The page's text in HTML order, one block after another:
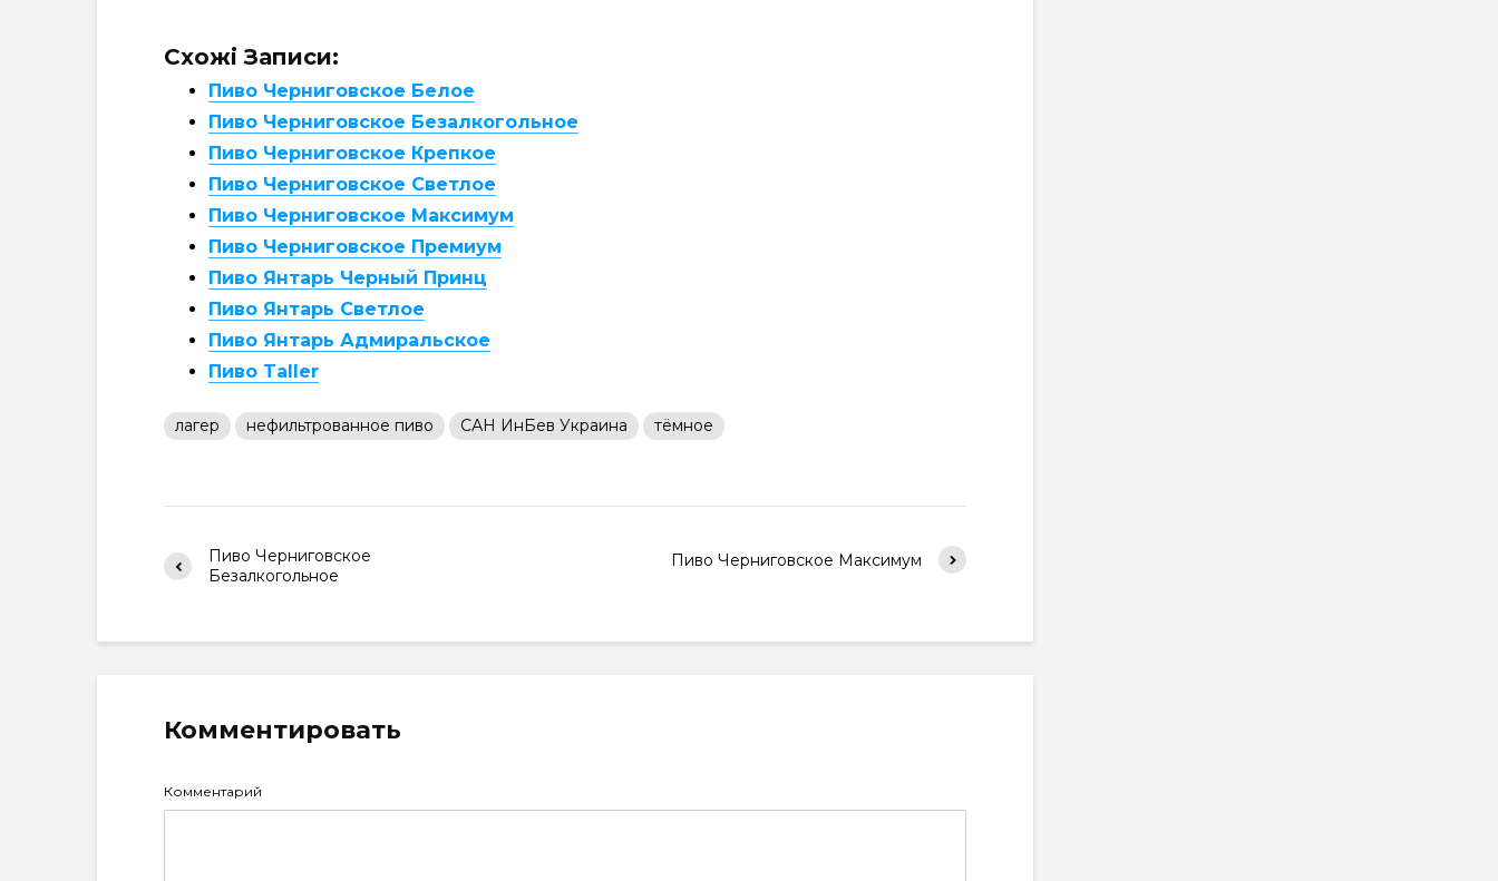
Схожі Записи:
Пиво Черниговское Белое
Пиво Черниговское Безалкогольное
Пиво Черниговское Крепкое
Пиво Черниговское Светлое
Пиво Черниговское Максимум
Пиво Черниговское Премиум
Пиво Янтарь Черный Принц
Пиво Янтарь Светлое
Пиво Янтарь Адмиральское
Пиво Taller
лагер нефильтрованное пиво САН ИнБев Украина тёмное
Пиво Черниговское
Безалкогольное
Пиво Черниговское Максимум
Комментировать
Комментарий